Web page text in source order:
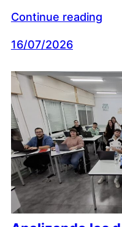
Continue reading
16/07/2026